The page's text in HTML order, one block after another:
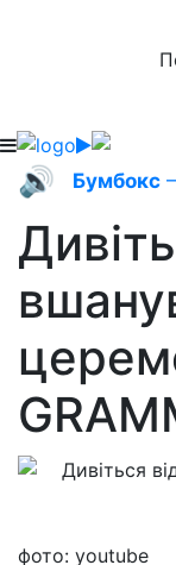
🔊 Бумбокс
фото: youtube